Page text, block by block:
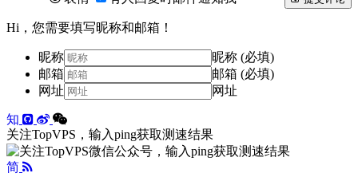
Hi，您需要填写昵称和邮箱！
昵称
昵称 (必填)
邮箱
邮箱 (必填)
网址
网址
知
关注TopVPS，输入ping获取测速结果
简